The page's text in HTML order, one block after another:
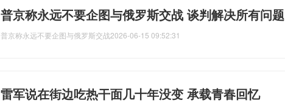
普京称永远不要企图与俄罗斯交战 谈判解决所有问题
普京称永远不要企图与俄罗斯交战2026-06-15 09:52:31
雷军说在街边吃热干面几十年没变 承载青春回忆